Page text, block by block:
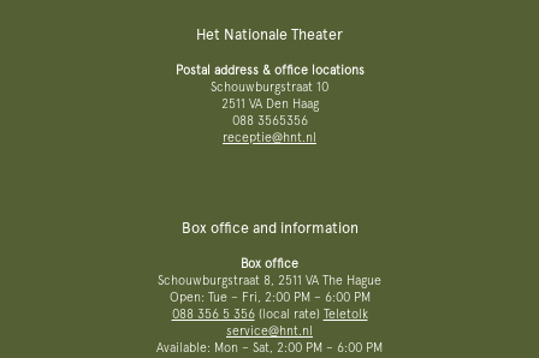
Het Nationale Theater
Postal address & office locations
Schouwburgstraat 10
2511 VA Den Haag
088 3565356
receptie@hnt.nl
Box office and information
Box office
Schouwburgstraat 8, 2511 VA The Hague
Open: Tue – Fri, 2:00 PM – 6:00 PM
088 356 5 356(local rate) Teletolk
service@hnt.nl
Available: Mon – Sat, 2:00 PM – 6:00 PM